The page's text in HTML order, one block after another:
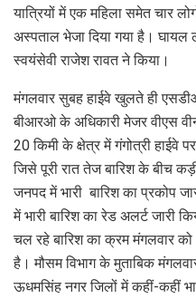
यात्रियों में एक महिला समेत चार
अस्पताल भेजा दिया गया है।
स्वयंसेवी राजेश रावत ने किया।
मंगलवार सुबह हाईवे खुलते ही
बीआरओ के अधिकारी मेजर वीएस
20 किमी के क्षेत्र में गंगोत्री
जिसे पूरी रात तेज बारिश के बीच
जनपद में भारी बारिश का प्रकोप
में भारी बारिश का रेड अलर्ट जारी
चल रहे बारिश का क्रम मंगलवार को
है। मौसम विभाग के मुताबिक
ऊधमसिंह नगर जिलों में कहीं-कहीं